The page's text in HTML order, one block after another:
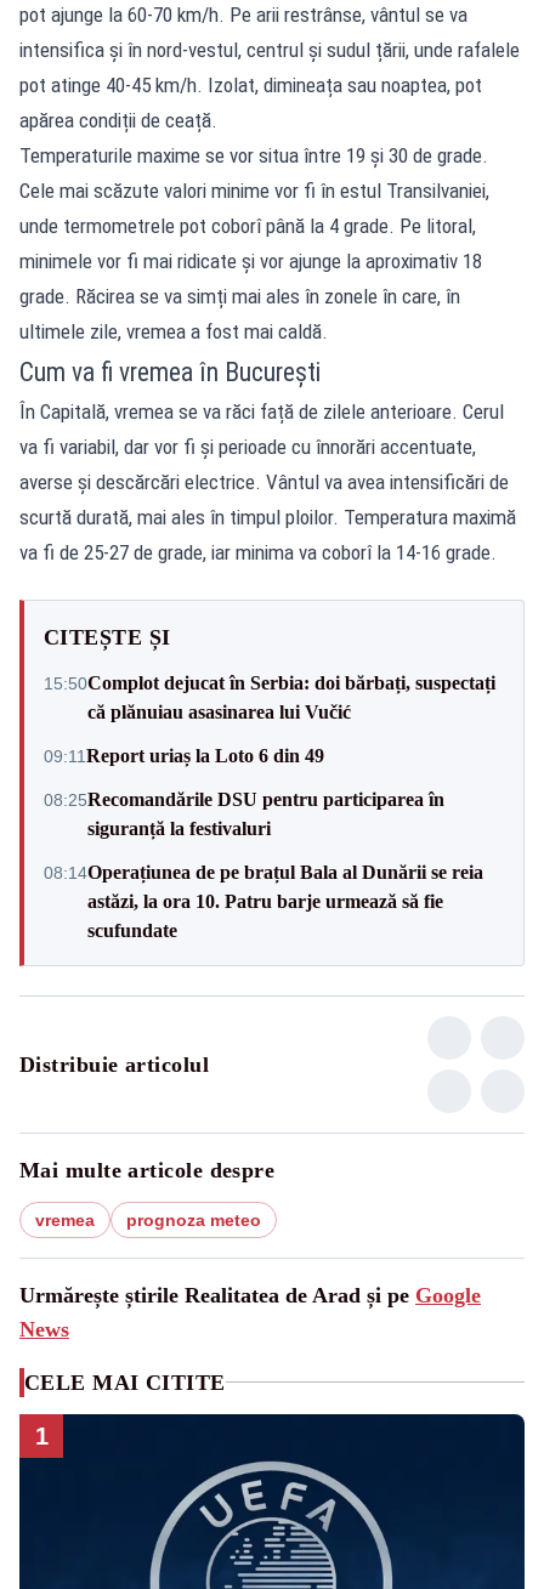
pot ajunge la 60-70 km/h. Pe arii restrânse, vântul se va
intensifica și în nord-vestul, centrul și sudul țării, unde rafalele
pot atinge 40-45 km/h. Izolat, dimineața sau noaptea, pot
apărea condiții de ceață.
Temperaturile maxime se vor situa între 19 și 30 de grade.
Cele mai scăzute valori minime vor fi în estul Transilvaniei,
unde termometrele pot coborî până la 4 grade. Pe litoral,
minimele vor fi mai ridicate și vor ajunge la aproximativ 18
grade. Răcirea se va simți mai ales în zonele în care, în
ultimele zile, vremea a fost mai caldă.
Cum va fi vremea în București
În Capitală, vremea se va răci față de zilele anterioare. Cerul
va fi variabil, dar vor fi și perioade cu înnorări accentuate,
averse și descărcări electrice. Vântul va avea intensificări de
scurtă durată, mai ales în timpul ploilor. Temperatura maximă
va fi de 25-27 de grade, iar minima va coborî la 14-16 grade.
CITEȘTE ȘI
15:50Complot dejucat în Serbia: doi bărbați, suspectați
că plănuiau asasinarea lui Vučić
09:11Report uriaș la Loto 6 din 49
08:25Recomandările DSU pentru participarea în
siguranță la festivaluri
08:14Operațiunea de pe brațul Bala al Dunării se reia
astăzi, la ora 10. Patru barje urmează să fie
scufundate
Distribuie articolul
Mai multe articole despre
vremea prognoza meteo
Urmărește știrile Realitatea de Arad și pe Google
News
CELE MAI CITITE
1